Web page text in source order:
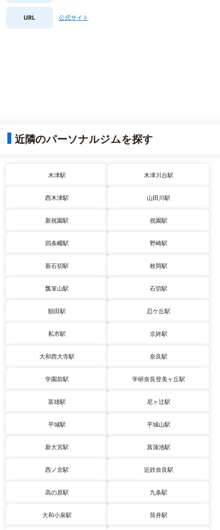
URL 公式サイト
近隣のパーソナルジムを探す
木津駅 木津川台駅
西木津駅 山田川駅
新祝園駅 祝園駅
四条畷駅 野崎駅
新石切駅 枚岡駅
瓢箪山駅 石切駅
額田駅 忍ケ丘駅
私市駅 京終駅
大和西大寺駅 奈良駅
学園前駅 学研奈良登美ヶ丘駅
富雄駅 尼ヶ辻駅
平城駅 平城山駅
新大宮駅 菖蒲池駅
西ノ京駅 近鉄奈良駅
高の原駅 九条駅
大和小泉駅 筒井駅